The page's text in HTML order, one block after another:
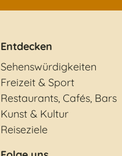
Entdecken
Sehenswürdigkeiten
Freizeit & Sport
Restaurants, Cafés, Bars
Kunst & Kultur
Reiseziele